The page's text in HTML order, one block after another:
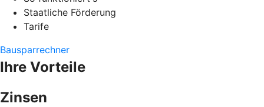
Staatliche Förderung
Tarife
Bausparrechner
Ihre Vorteile
Zinsen